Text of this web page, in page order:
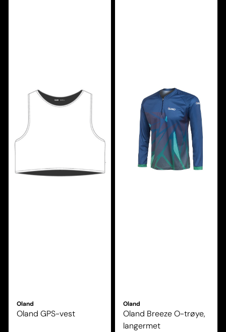
Oland
Oland GPS-vest
Oland
Oland Breeze O-trøye,
langermet